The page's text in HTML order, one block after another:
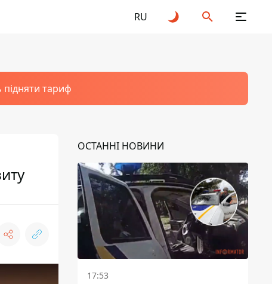
RU
підняти тариф
ОСТАННІ НОВИНИ
17:53